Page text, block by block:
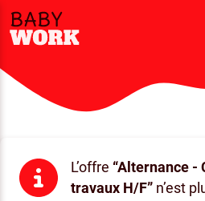
L’offre “Alternance -
travaux H/F” n’est